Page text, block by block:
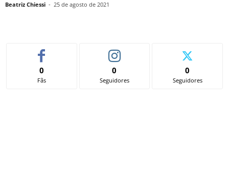
Beatriz Chiessi - 25 de agosto de 2021
0
Fãs
0
Seguidores
0
Seguidores